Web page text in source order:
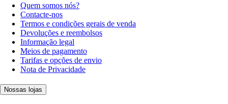
Quem somos nós?
Contacte-nos
Termos e condições gerais de venda
Devoluções e reembolsos
Informação legal
Meios de pagamento
Tarifas e opções de envio
Nota de Privacidade
Nossas lojas